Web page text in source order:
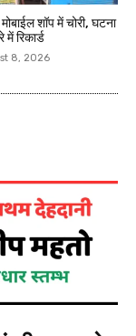
शॉप में चोरी, घटना
में रिकार्ड
8, 2026